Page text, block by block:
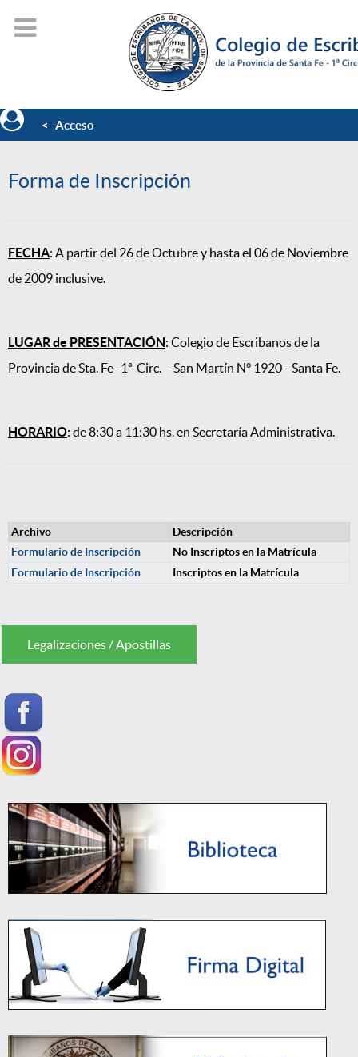
<- Acceso
Forma de Inscripción
FECHA: A partir del 26 de Octubre y hasta el 06 de Noviembre
de 2009 inclusive.
LUGAR de PRESENTACIÓN: Colegio de Escribanos de la
Provincia de Sta. Fe -1ª Circ. - San Martín N° 1920 - Santa Fe.
HORARIO: de 8:30 a 11:30 hs. en Secretaría Administrativa.
Archivo
Descripción
Formulario de Inscripción
No Inscriptos en la Matrícula
Formulario de Inscripción
Inscriptos en la Matrícula